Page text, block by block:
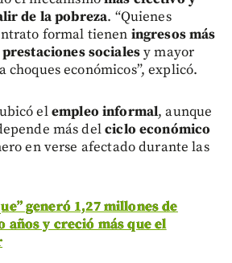
de la pobreza. “Quienes
formal tienen ingresos más
prestaciones socialesy mayor
económicos”, explicó.
elempleo informal, aunque
más delciclo económico
en verse afectado durante las
generó 1,27 millones de
años y creció más que el